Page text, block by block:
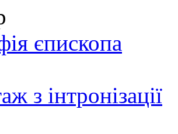
єпископа
з інтронізації